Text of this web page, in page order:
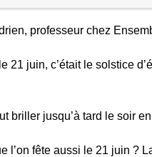
professeur chez
21 juin, c’était le solstice
briller jusqu’à tard le soir
l’on fête aussi le 21 juin ?